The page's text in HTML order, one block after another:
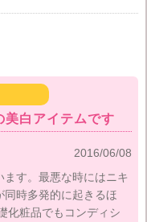
美白アイテムです
2016/06/08
す。最悪な時にはニキ
同時多発的に起きるほ
化粧品でもコンディシ